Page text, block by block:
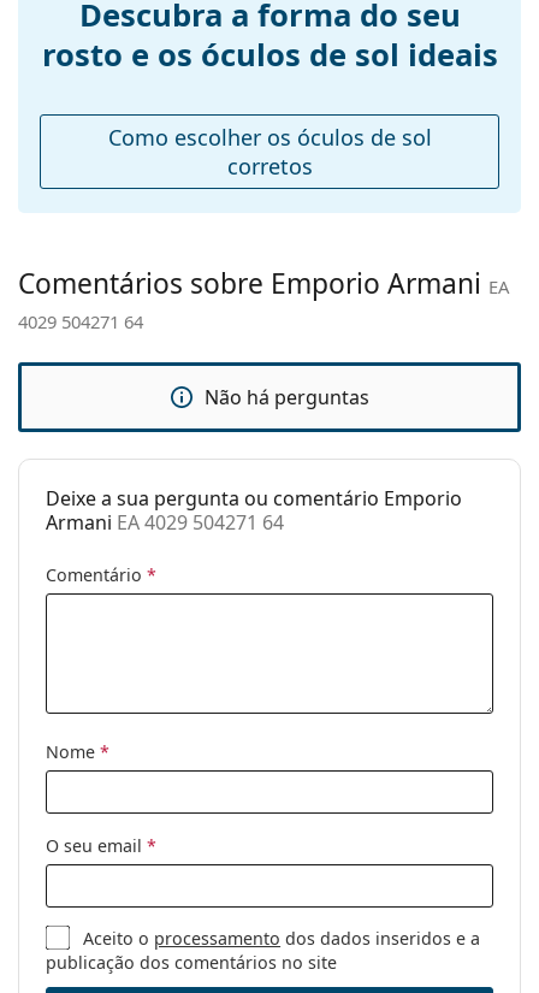
óculos:
130 mm
Ponte:
13 mm
100 g
Não
Acessórios
Estojo:
Pano de
Sim
Outros
Categoria:
Óculos de sol
Uso:
Moda
Descubra a forma do seu
rosto e os óculos de sol ideais
Como escolher os óculos de sol
corretos
Comentários sobre Emporio Armani EA
4029 504271 64
Não há perguntas
Deixe a sua pergunta ou comentário Emporio
Armani EA 4029 504271 64
Comentário *
Nome *
O seu email *
Aceito o processamento dos dados inseridos e a
publicação dos comentários no site